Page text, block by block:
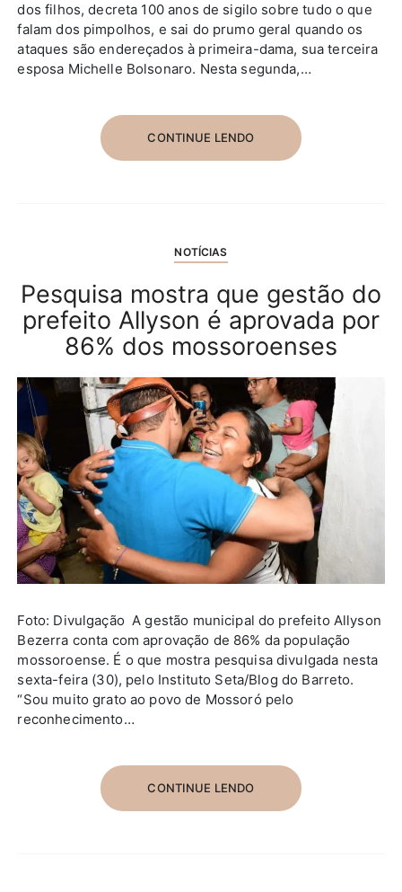
dos filhos, decreta 100 anos de sigilo sobre tudo o que
falam dos pimpolhos, e sai do prumo geral quando os
ataques são endereçados à primeira-dama, sua terceira
esposa Michelle Bolsonaro. Nesta segunda,…
CONTINUE LENDO
NOTÍCIAS
Pesquisa mostra que gestão do
prefeito Allyson é aprovada por
86% dos mossoroenses
Foto: Divulgação A gestão municipal do prefeito Allyson
Bezerra conta com aprovação de 86% da população
mossoroense. É o que mostra pesquisa divulgada nesta
sexta-feira (30), pelo Instituto Seta/Blog do Barreto.
“Sou muito grato ao povo de Mossoró pelo
reconhecimento…
CONTINUE LENDO